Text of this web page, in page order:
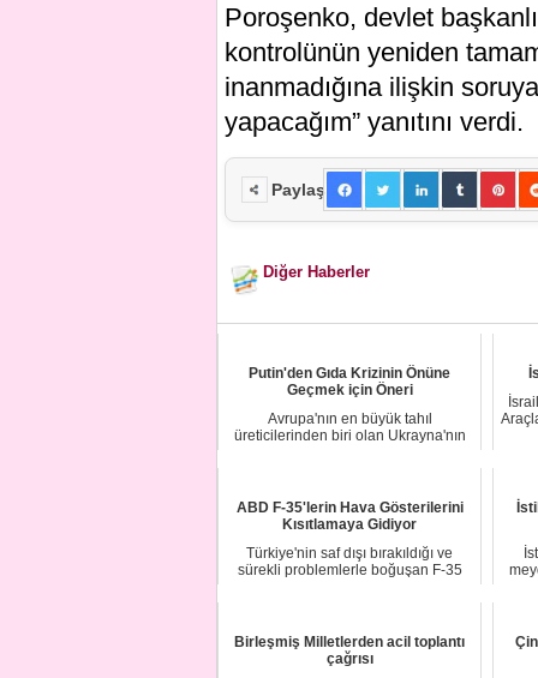
Poroşenko, devlet
kontrolünün yeniden
inanmadığına ilişkin
yapacağım” yanıtını verdi.
Paylaş
Diğer Haberler
Putin'den Gıda Krizinin Önüne
Geçmek için Öneri
Avrupa'nın en büyük tahıl
üreticilerinden biri olan Ukrayna'nın
ABD F-35'lerin Hava Gösterilerini
Kısıtlamaya Gidiyor
Türkiye'nin saf dışı bırakıldığı ve
sürekli problemlerle boğuşan F-35
Birleşmiş Milletlerden acil toplantı
çağrısı